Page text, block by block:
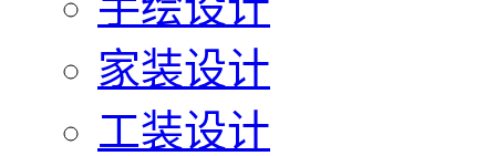
家装设计
工装设计